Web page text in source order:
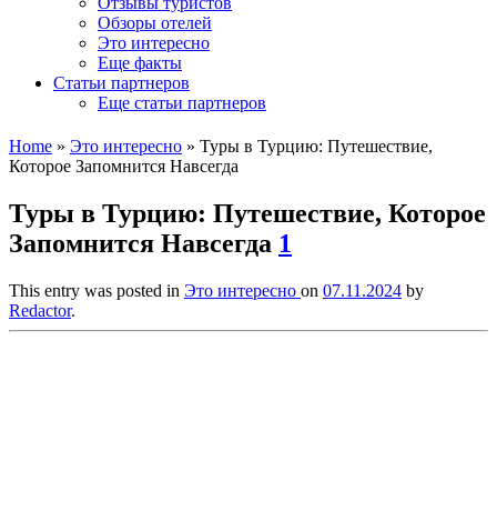
Обзоры отелей
Это интересно
Еще факты
Статьи партнеров
Еще статьи партнеров
Home » Это интересно » Туры в Турцию: Путешествие,
Которое Запомнится Навсегда
Туры в Турцию: Путешествие, Которое
Запомнится Навсегда 1
This entry was posted in Это интересно on 07.11.2024 by
Redactor.